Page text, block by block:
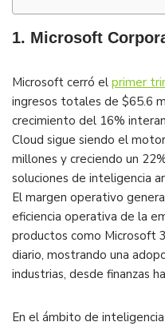
1. Microsoft
Microsoft cerró el primer
ingresos totales de $65.6
crecimiento del 16%
Cloud sigue siendo el
millones y creciendo un
soluciones de inteligencia
El margen operativo
eficiencia operativa de la
productos como Microsoft
diario, mostrando una
industrias, desde finanzas
En el ámbito de